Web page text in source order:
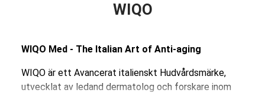
WIQO
WIQO Med - The Italian Art of Anti-aging
WIQO är ett Avancerat italienskt Hudvårdsmärke,
utvecklat av ledand dermatolog och forskare inom